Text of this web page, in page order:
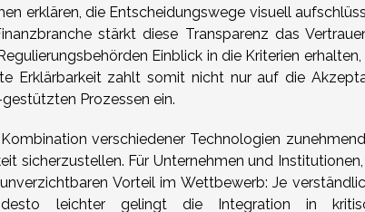
erklären, die Entscheidungswege visuell
stärkt diese Transparenz das
Einblick in die Kriterien erhalten,
Erklärbarkeit zahlt somit nicht nur auf die
Prozessen ein.
verschiedener Technologien
sicherzustellen. Für Unternehmen und
Vorteil im Wettbewerb: Je
desto leichter gelingt die Integration in